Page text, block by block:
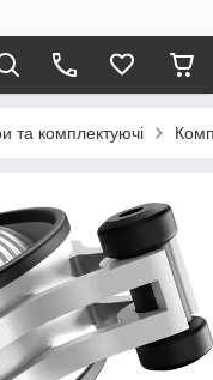
та комплектуючі